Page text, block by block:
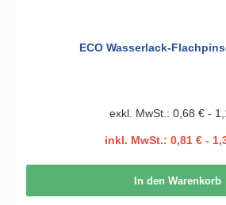
ECO Wasserlack-
exkl. MwSt.: 0,68 € -
inkl. MwSt.: 0,81 € -
In den Warenkorb